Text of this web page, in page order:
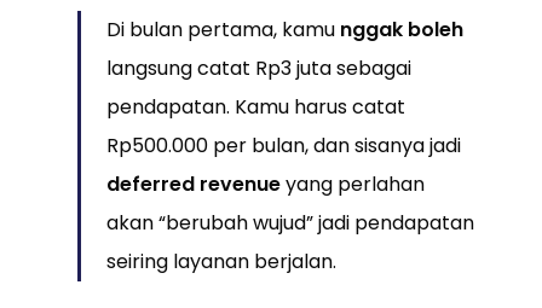
Di bulan pertama, kamu nggak boleh
langsung catat Rp3 juta sebagai
pendapatan. Kamu harus catat
Rp500.000 per bulan, dan sisanya jadi
deferred revenueyang perlahan
akan “berubah wujud” jadi pendapatan
seiring layanan berjalan.